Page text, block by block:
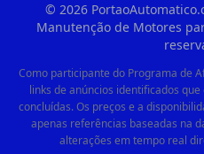
© 2026
Manutenção de Motores
Como participante do Programa de
links de anúncios identificados
concluídas. Os preços e a
apenas referências baseadas na
alterações em tempo real